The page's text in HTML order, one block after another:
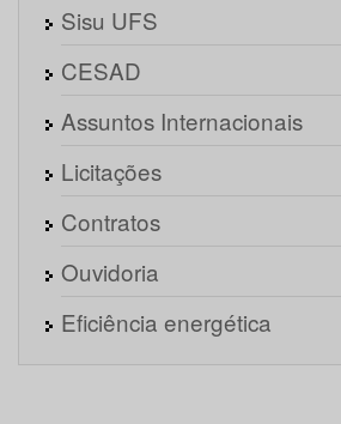
Sisu UFS
CESAD
Assuntos Internacionais
Licitações
Contratos
Ouvidoria
Eficiência energética